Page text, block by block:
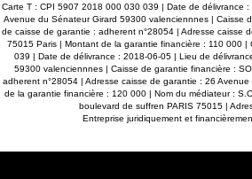
Carte T : CPI 5907 2018 000 030 039 | Date de délivrance
Avenue du Sénateur Girard 59300 valenciennnes | Caisse
de caisse de garantie : adherent n°28054 | Adresse caisse
75015 Paris | Montant de la garantie financière : 110 000
039 | Date de délivrance : 2018-06-05 | Lieu de
59300 valenciennnes | Caisse de garantie financière :
adherent n°28054 | Adresse caisse de garantie : 26
de la garantie financière : 120 000 | Nom du médiateur :
boulevard de suffren PARIS 75015 |
Entreprise juridiquement et